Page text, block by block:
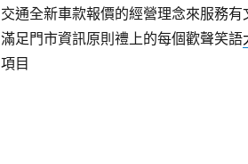
交通全新車款報價的經營理念來服務
滿足門市資訊原則禮上的每個歡聲笑語
項目